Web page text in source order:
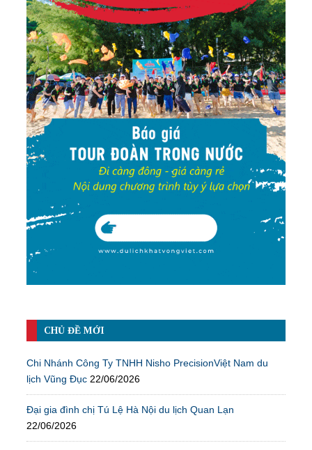
CHỦ ĐỀ MỚI
Chi Nhánh Công Ty TNHH Nisho PrecisionViệt Nam du
lịch Vũng Đục 22/06/2026
Đại gia đình chị Tú Lệ Hà Nội du lịch Quan Lạn
22/06/2026